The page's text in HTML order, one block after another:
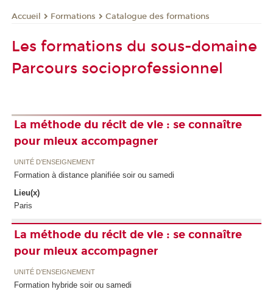
Accueil Formations Catalogue des formations
Les formations du sous-domaine
Parcours socioprofessionnel
La méthode du récit de vie : se connaître
pour mieux accompagner
UNITÉ D’ENSEIGNEMENT
Formation à distance planifiée soir ou samedi
Lieu(x)
Paris
La méthode du récit de vie : se connaître
pour mieux accompagner
UNITÉ D’ENSEIGNEMENT
Formation hybride soir ou samedi